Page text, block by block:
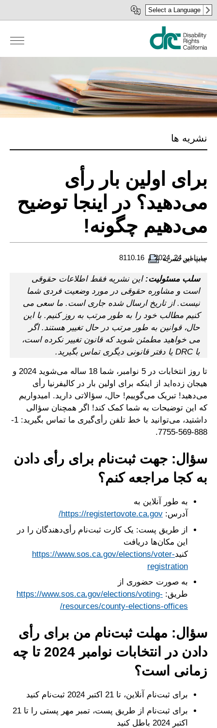
رفتن
به
محتوای
اصلی
Select a Language
نشریه ها
برای اولین بار رأی
می‌دهید؟ در اینجا توضیح
می‌دهیم چگونه!
سپتامبر 24, 2024 8110.16 چاپ این نشریه
سلب مسئولیت:این نشریه فقط اطلاعات حقوقی
است و مشاوره حقوقی در مورد وضعیت فردی شما
نیست. از تاریخ ارسال شده جاری است. ما سعی می
کنیم مطالب خود را به طور مرتب به روز کنیم. با این
حال، قوانین به طور مرتب در حال تغییر هستند. اگر
می خواهید مطمئن شوید که قانون تغییر نکرده است،
با DRC یا دفتر قانونی دیگری تماس بگیرید.
تا روز انتخابات در 5 نوامبر، شما 18 ساله می‌شوید 2024 و
هیجان زده‌اید از اینکه برای اولین بار در کالیفرنیا رأی
می‌دهید! تبریک می‌گوییم! حال، سؤالاتی دارید. امیدواریم
که این توضیحات به شما کمک کند! اگر همچنان سؤالی
داشتید، می‌توانید با خط تلفن رأی‌گیری ما تماس بگیرید: 1-
888-569-7755.
سؤال: جهت ثبت‌نام برای رأی دادن
به کجا مراجعه کنم؟
به طور آنلاین به
آدرس: https://registertovote.ca.gov/
از طریق پست: یک کارت ثبت‌نام رأی‌دهندگان را در
این مکان‌ها دریافت
کنیدhttps://www.sos.ca.gov/elections/voter-
registration
به صورت حضوری از
طریق: https://www.sos.ca.gov/elections/voting-
resources/county-elections-offices/
سؤال: مهلت ثبت‌نام من برای رأی
دادن در انتخابات نوامبر 2024 تا چه
زمانی است؟
برای ثبت‌نام آنلاین، تا 21 اکتبر 2024 ثبت‌نام کنید
برای ثبت‌نام از طریق پست، تمبر مهر پستی را تا 21
اکتبر 2024 باطل کنید